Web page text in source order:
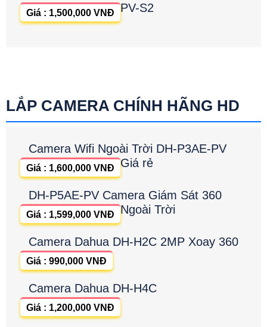
PV-S2
Giá : 1,500,000 VNĐ
LẮP CAMERA CHÍNH HÃNG HD
Camera Wifi Ngoài Trời DH-P3AE-PV
Giá rẻ
Giá : 1,600,000 VNĐ
DH-P5AE-PV Camera Giám Sát 360
Ngoài Trời
Giá : 1,599,000 VNĐ
Camera Dahua DH-H2C 2MP Xoay 360
Giá : 990,000 VNĐ
Camera Dahua DH-H4C
Giá : 1,200,000 VNĐ